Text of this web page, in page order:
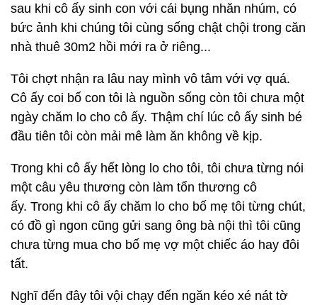
sau khi cô ấy sinh con với cái bụng nhăn nhúm, có
bức ảnh khi chúng tôi cùng sống chật chội trong căn
nhà thuê 30m2 hồi mới ra ở riêng...
Tôi chợt nhận ra lâu nay mình vô tâm với vợ quá.
Cô ấy coi bố con tôi là nguồn sống còn tôi chưa một
ngày chăm lo cho cô ấy. Thậm chí lúc cô ấy sinh bé
đầu tiên tôi còn mải mê làm ăn không về kịp.
Trong khi cô ấy hết lòng lo cho tôi, tôi chưa từng nói
một câu yêu thương còn làm tổn thương cô
ấy. Trong khi cô ấy chăm lo cho bố mẹ tôi từng chút,
có đồ gì ngon cũng gửi sang ông bà nội thì tôi cũng
chưa từng mua cho bố mẹ vợ một chiếc áo hay đôi
tất.
Nghĩ đến đây tôi vội chạy đến ngăn kéo xé nát tờ